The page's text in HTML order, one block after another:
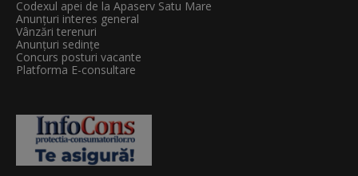
Codexul apei de la Apaserv Satu Mare
Anunțuri interes general
Vânzări terenuri
Anunțuri sedințe
Concurs posturi vacante
Platforma E-consultare